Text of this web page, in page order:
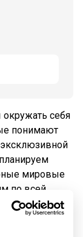
себя
понимают
мировые
по всей